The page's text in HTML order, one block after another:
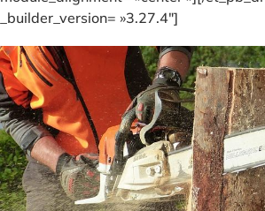
_builder_version= »3.27.4″]